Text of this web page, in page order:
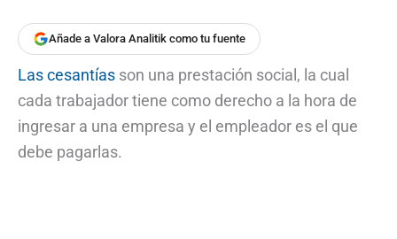
Añade a Valora Analitik como tu fuente
Las cesantías son una prestación social, la cual
cada trabajador tiene como derecho a la hora de
ingresar a una empresa y el empleador es el que
debe pagarlas.